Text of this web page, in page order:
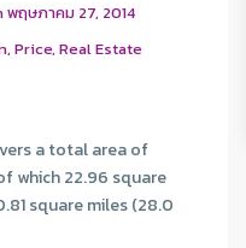
ฤษภาคม 27, 2014
,Price,Real Estate
a total area of
which 22.96 square
square miles (28.0